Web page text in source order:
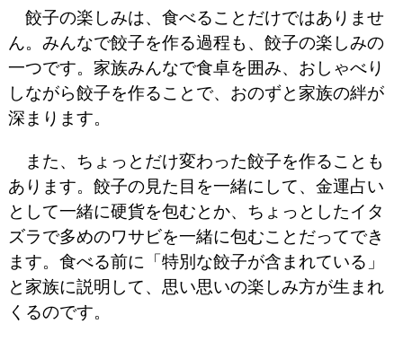
餃子の楽しみは、食べることだけではありませ
ん。みんなで餃子を作る過程も、餃子の楽しみの
一つです。家族みんなで食卓を囲み、おしゃべり
しながら餃子を作ることで、おのずと家族の絆が
深まります。
また、ちょっとだけ変わった餃子を作ることも
あります。餃子の見た目を一緒にして、金運占い
として一緒に硬貨を包むとか、ちょっとしたイタ
ズラで多めのワサビを一緒に包むことだってでき
ます。食べる前に「特別な餃子が含まれている」
と家族に説明して、思い思いの楽しみ方が生まれ
くるのです。